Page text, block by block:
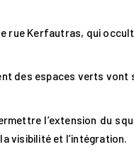
rue Kerfautras, qui
des espaces verts vont
l’extension du
visibilité et l’intégration.